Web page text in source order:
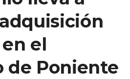
el
de Poniente